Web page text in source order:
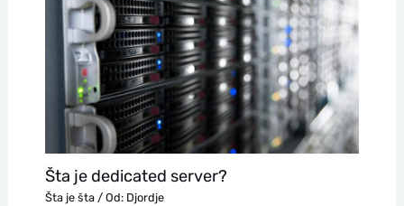
Šta je dedicated server?
Šta je šta/ Od: Djordje